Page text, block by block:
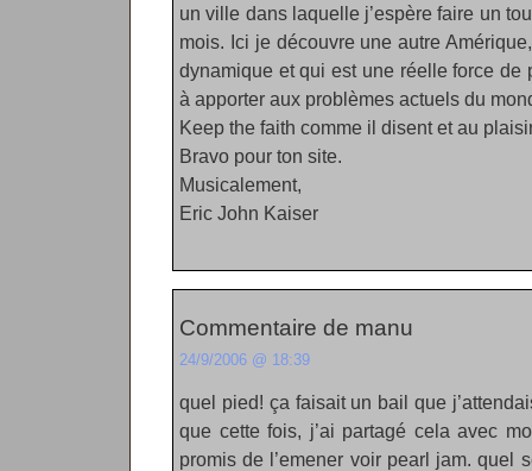
un ville dans laquelle j’espère faire un
mois. Ici je découvre une autre
dynamique et qui est une réelle force de
à apporter aux problèmes actuels du
Keep the faith comme il disent et au
Bravo pour ton site.
Musicalement,
Eric John Kaiser
Commentaire de manu
24/9/2006 @ 18:39
quel pied! ça faisait un bail que
que cette fois, j’ai partagé cela avec
promis de l’emener voir pearl jam. quel